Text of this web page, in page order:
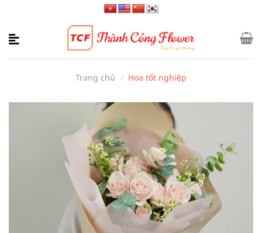
nội
Trang chủ / Hoa tốt nghiệp